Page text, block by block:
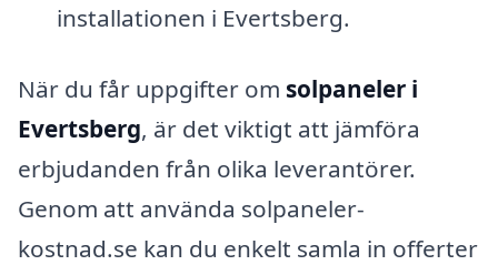
installationen i Evertsberg.
När du får uppgifter om solpaneler i
Evertsberg, är det viktigt att jämföra
erbjudanden från olika leverantörer.
Genom att använda solpaneler-
kostnad.se kan du enkelt samla in offerter